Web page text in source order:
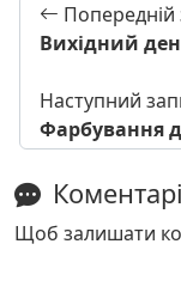
Попередній
Вихідний
Наступний
Фарбування
Коментарі
Щоб залишати